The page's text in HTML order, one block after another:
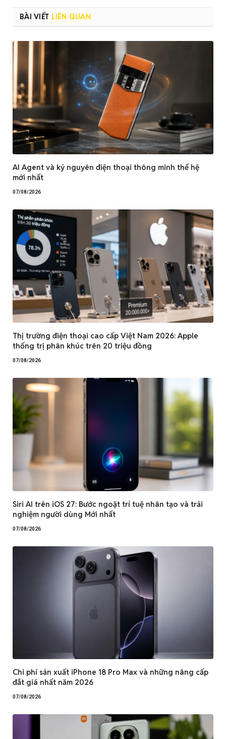
BÀI VIẾT LIÊN QUAN
AI Agent và kỷ nguyên điện thoại thông minh thế hệ
mới nhất
07/08/2026
Thị trường điện thoại cao cấp Việt Nam 2026: Apple
thống trị phân khúc trên 20 triệu đồng
07/08/2026
Siri AI trên iOS 27: Bước ngoặt trí tuệ nhân tạo và trải
nghiệm người dùng Mới nhất
07/08/2026
Chi phí sản xuất iPhone 18 Pro Max và những nâng cấp
đắt giá nhất năm 2026
07/08/2026